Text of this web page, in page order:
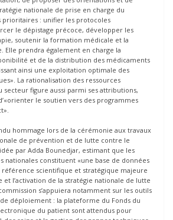
nationale de prise en charge du
prioritaires : unifier les protocoles
le dépistage précoce, développer les
soutenir la formation médicale et la
Elle prendra également en charge la
et de la distribution des médicaments
ainsi une exploitation optimale des
La rationalisation des ressources
secteur figure aussi parmi ses attributions,
le soutien vers des programmes
hommage lors de la cérémonie aux travaux
de prévention et de lutte contre le
par Adda Bounedjar, estimant que les
nationales constituent «une base de données
scientifique et stratégique majeure
l’activation de la stratégie nationale de lutte
s’appuiera notamment sur les outils
déploiement : la plateforme du Fonds du
du patient sont attendus pour